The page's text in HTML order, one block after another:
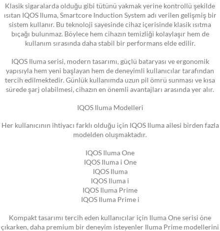
Klasik sigaralarda olduğu gibi tütünü yakmak yerine kontrollü şekilde
ısıtan IQOS Iluma, Smartcore Induction System adı verilen gelişmiş bir
sistem kullanır. Bu teknoloji sayesinde cihaz içerisinde klasik ısıtma
bıçağı bulunmaz. Böylece hem cihazın temizliği kolaylaşır hem de
kullanım sırasında daha stabil bir performans elde edilir.
IQOS Iluma serisi, modern tasarımı, güçlü bataryası ve ergonomik
yapısıyla hem yeni başlayan hem de deneyimli kullanıcılar tarafından
tercih edilmektedir. Günlük kullanımda uzun pil ömrü sunması ve kısa
sürede şarj olabilmesi, cihazın en önemli avantajları arasında yer alır.
IQOS Iluma Modelleri
Her kullanıcının ihtiyacı farklı olduğu için IQOS Iluma ailesi birden fazla
modelden oluşmaktadır.
IQOS Iluma One
IQOS Iluma i One
IQOS Iluma
IQOS Iluma i
IQOS Iluma Prime
IQOS Iluma Prime i
Kompakt tasarımı tercih eden kullanıcılar için Iluma One serisi öne
çıkarken, daha premium bir deneyim isteyenler Iluma Prime modellerini